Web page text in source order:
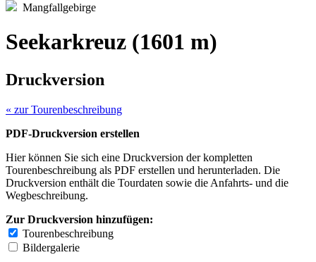
Mangfallgebirge
Seekarkreuz (1601 m)
Druckversion
« zur Tourenbeschreibung
PDF-Druckversion erstellen
Hier können Sie sich eine Druckversion der kompletten
Tourenbeschreibung als PDF erstellen und herunterladen. Die
Druckversion enthält die Tourdaten sowie die Anfahrts- und die
Wegbeschreibung.
Zur Druckversion hinzufügen:
Tourenbeschreibung
Bildergalerie